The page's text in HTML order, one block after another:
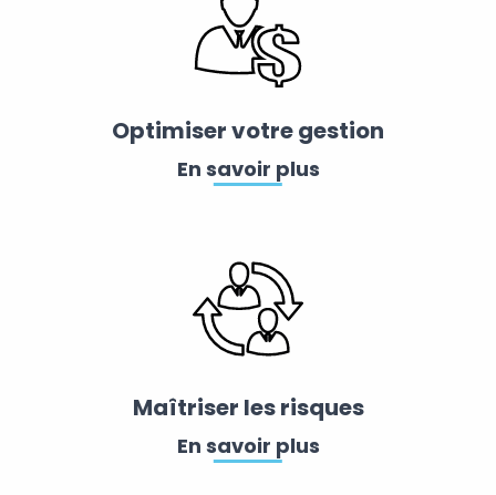
Optimiser votre gestion
En savoir plus
Maîtriser les risques
En savoir plus